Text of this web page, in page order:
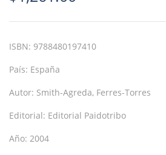
ISBN: 9788480197410
País: España
Autor: Smith-Agreda, Ferres-Torres
Editorial: Editorial Paidotribo
Año: 2004